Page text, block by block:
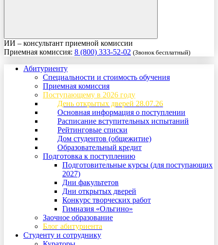
ИИ – консультант приемной комиссии
Приемная комиссия: 8 (800) 333-52-02 (Звонок бесплатный)
Абитуриенту
Специальности и стоимость обучения
Приемная комиссия
Поступающему в 2026 году
День открытых дверей 28.07.26
Основная информация о поступлении
Расписание вступительных испытаний
Рейтинговые списки
Дом студентов (общежитие)
Образовательный кредит
Подготовка к поступлению
Подготовительные курсы (для поступающих
2027)
Дни факультетов
Дни открытых дверей
Конкурс творческих работ
Гимназия «Ольгино»
Заочное образование
Блог абитуриента
Студенту и сотруднику